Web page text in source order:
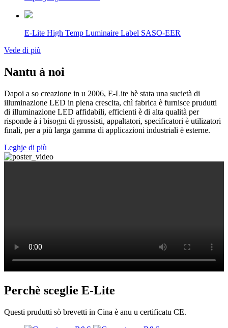
E-Lite High Temp Luminaire Label SASO-EER
Vede di più
Nantu à noi
Dapoi a so creazione in u 2006, E-Lite hè stata una sucietà di
illuminazione LED in piena crescita, chì fabrica è furnisce prudutti
di illuminazione LED affidabili, efficienti è di alta qualità per
risponde à i bisogni di grossisti, appaltatori, specificatori è utilizatori
finali, per a più larga gamma di applicazioni industriali è esterne.
Leghje di più
Perchè sceglie E-Lite
Questi prudutti sò brevetti in Cina è anu u certificatu CE.